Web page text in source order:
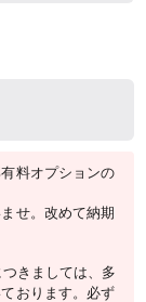
料オプションの
せ。改めて納期
きましては、多
おります。必ず